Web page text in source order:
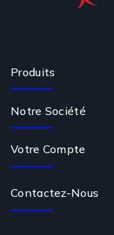
Produits
Notre Société
Votre Compte
Contactez-Nous